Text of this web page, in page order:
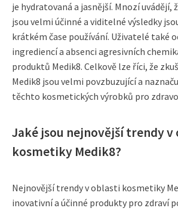
je hydratovaná a jasnější. Mnozí uvádějí,
jsou velmi účinné a viditelné výsledky
krátkém čase používání. Uživatelé také
ingrediencí a absenci agresivních
produktů Medik8. Celkově lze říci, že
Medik8 jsou velmi povzbuzující a
těchto kosmetických výrobků pro
Jaké jsou nejnovější trendy v
kosmetiky Medik8?
Nejnovější trendy v oblasti kosmetiky
inovativní a účinné produkty pro zdraví